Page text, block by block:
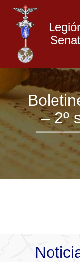
Saltar
al
contenido
de
María
Madrid
– 2º